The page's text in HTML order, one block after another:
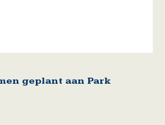
geplant aan Park